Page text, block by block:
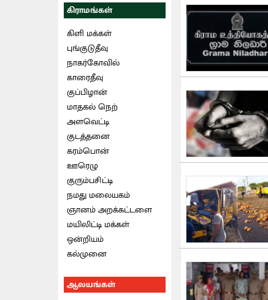
கிராமங்கள்
கிளி மக்கள்
புங்குடுதீவு
நாகர்கோவில்
காரைதீவு
குப்பிழான்
மாதகல் நெற்
அளவெட்டி
குடத்தனை
கரம்பொன்
ஊரெழு
குரும்பசிட்டி
நமது மலையகம்
ஞானம் அறக்கட்டளை
மயிலிட்டி மக்கள்
ஒன்றியம்
கல்முனை
ஆலயங்கள்